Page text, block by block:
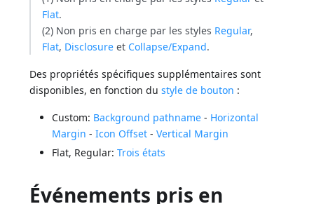
Flat.
(2) Non pris en charge par les styles Regular,
Flat, Disclosure et Collapse/Expand.
Des propriétés spécifiques supplémentaires sont
disponibles, en fonction dustyle de bouton :
Custom: Background pathname - Horizontal
Margin -Icon Offset -Vertical Margin
Flat, Regular:Trois états
Événements pris en